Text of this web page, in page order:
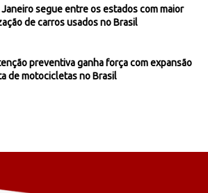
Janeiro segue entre os estados com maior
de carros usados no Brasil
preventiva ganha força com expansão
de motocicletas no Brasil